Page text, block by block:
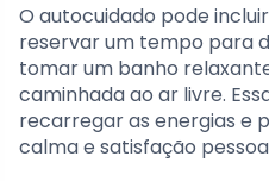
O autocuidado pode
reservar um tempo para
tomar um banho
caminhada ao ar livre.
recarregar as energias e
calma e satisfação